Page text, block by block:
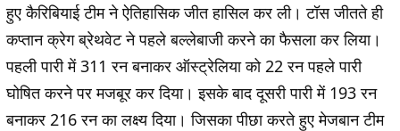
हुए कैरिबियाई टीम ने ऐतिहासिक जीत हासिल कर ली। टॉस जीतते ही
कप्तान क्रेग ब्रेथवेट ने पहले बल्लेबाजी करने का फैसला कर लिया।
पहली पारी में 311 रन बनाकर ऑस्ट्रेलिया को 22 रन पहले पारी
घोषित करने पर मजबूर कर दिया। इसके बाद दूसरी पारी में 193 रन
बनाकर 216 रन का लक्ष्य दिया। जिसका पीछा करते हुए मेजबान टीम